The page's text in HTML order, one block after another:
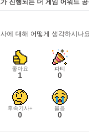
진행되는 더 게임 어워드
에 대해 어떻게 생각하시나
좋아요
1
파티
0
후속기사+
0
울음
0